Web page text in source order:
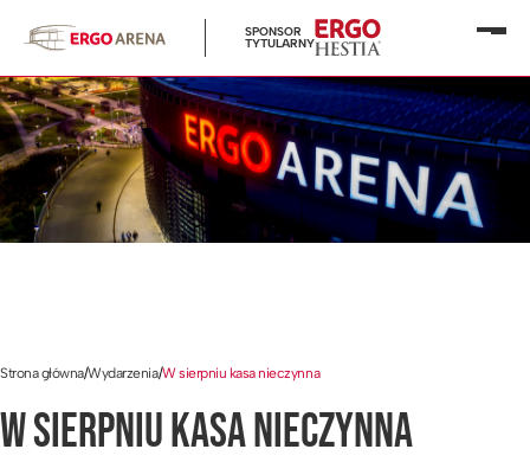
SPONSOR
TYTULARNY
Strona główna/Wydarzenia/W sierpniu kasa nieczynna
W SIERPNIU KASA NIECZYNNA